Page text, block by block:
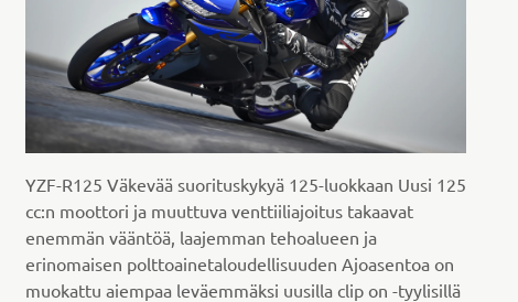
YZF-R125 Väkevää suorituskykyä 125-luokkaan Uusi 125
cc:n moottori ja muuttuva venttiiliajoitus takaavat
enemmän vääntöä, laajemman tehoalueen ja
erinomaisen polttoainetaloudellisuuden Ajoasentoa on
muokattu aiempaa leväemmäksi uusilla clip on -tyylisillä